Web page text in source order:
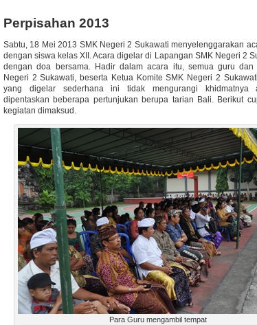
Perpisahan 2013
Sabtu, 18 Mei 2013 SMK Negeri 2 Sukawati menyelenggarakan
dengan siswa kelas XII. Acara digelar di Lapangan SMK Negeri 2
dengan doa bersama. Hadir dalam acara itu, semua guru dan
Negeri 2 Sukawati, beserta Ketua Komite SMK Negeri 2
yang digelar sederhana ini tidak mengurangi khidmatnya
dipentaskan beberapa pertunjukan berupa tarian Bali. Berikut
kegiatan dimaksud.
Para Guru mengambil tempat